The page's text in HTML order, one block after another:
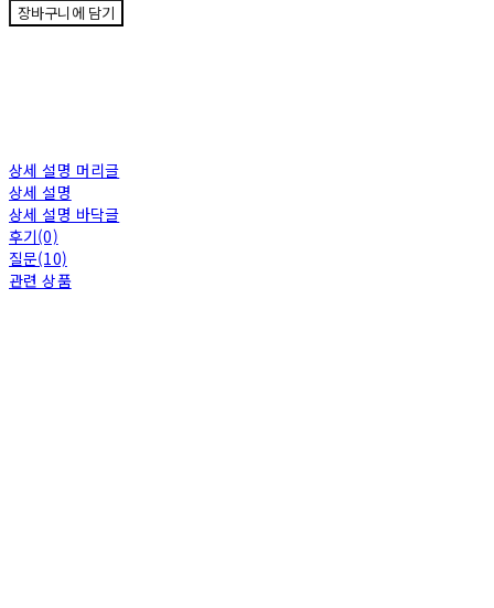
장바구니에 담기
상세 설명 머리글
상세 설명
상세 설명 바닥글
후기(0)
질문(10)
관련 상품